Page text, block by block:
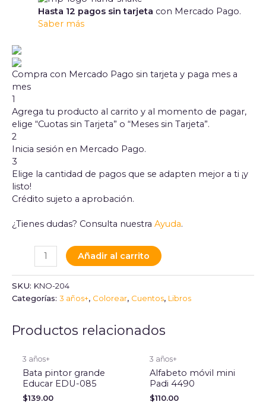
Hasta 12 pagos sin tarjeta con Mercado Pago.
Saber más
Compra con Mercado Pago sin tarjeta y paga mes a
mes
1
Agrega tu producto al carrito y al momento de pagar,
elige “Cuotas sin Tarjeta” o “Meses sin Tarjeta”.
2
Inicia sesión en Mercado Pago.
3
Elige la cantidad de pagos que se adapten mejor a ti ¡y
listo!
Crédito sujeto a aprobación.
¿Tienes dudas? Consulta nuestra Ayuda.
Añadir al carrito
SKU: KNO-204
Categorías: 3 años+, Colorear, Cuentos, Libros
Productos relacionados
3 años+
Bata pintor grande
Educar EDU-085
$139.00
3 años+
Alfabeto móvil mini
Padi 4490
$110.00